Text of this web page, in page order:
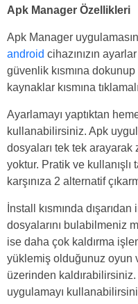
Apk Manager Özellikleri
Apk Manager
android cihazınızın
güvenlik kısmına
kaynaklar kısmına
Ayarlamayı yaptıktan
kullanabilirsiniz. Apk
dosyaları tek tek
yoktur. Pratik ve kullanışlı
karşınıza 2 alternatif
İnstall kısmında
dosyalarını bulabilmeniz
ise daha çok kaldırma
yüklemiş olduğunuz oyun
üzerinden
uygulamayı